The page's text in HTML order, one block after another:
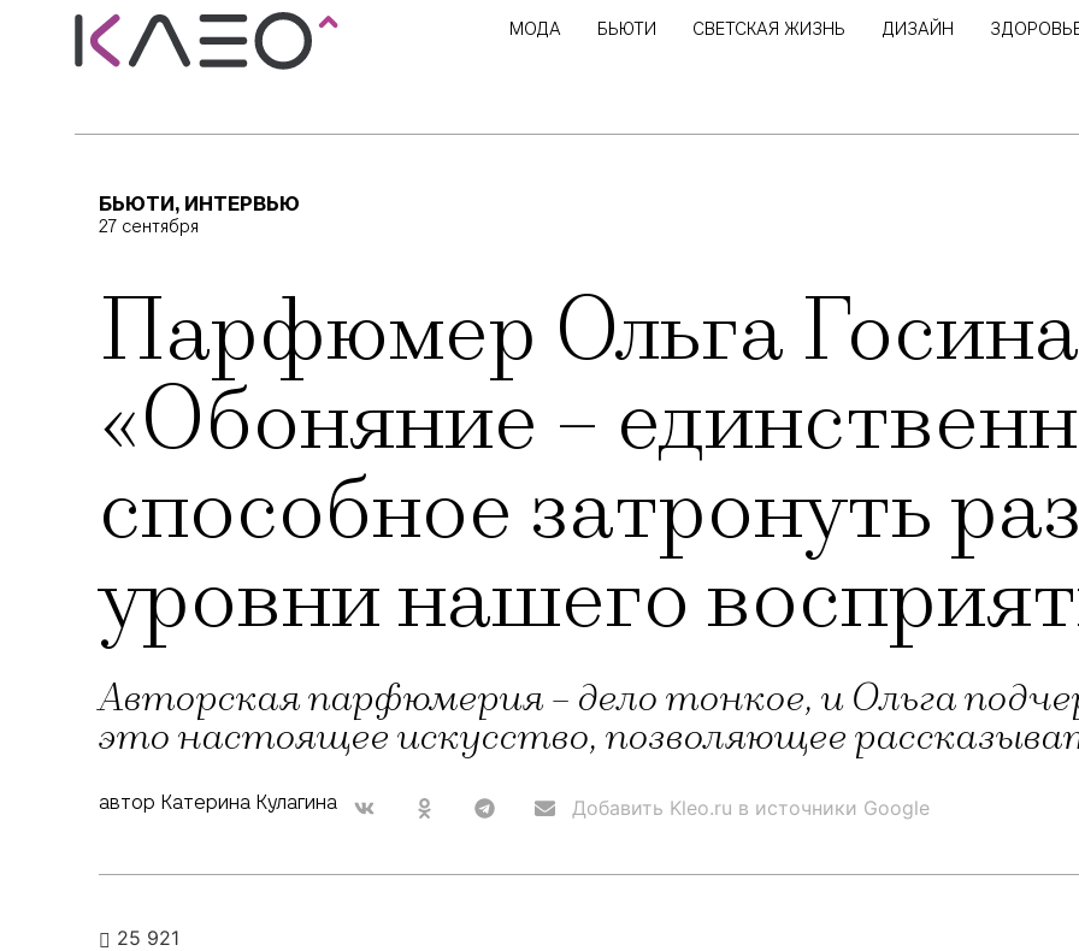
МОДА БЬЮТИ СВЕТСКАЯ ЖИЗНЬ ДИЗАЙН
БЬЮТИ, ИНТЕРВЬЮ
27 сентября
Парфюмер Ольга
«Обоняние –
способное затронуть
уровни нашего
Авторская парфюмерия – дело тонкое, и Ольга
это настоящее искусство, позволяющее
автор Катерина Кулагина Добавить Kleo.ru в источники Google
25 921